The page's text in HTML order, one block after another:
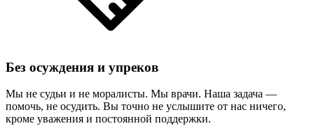
Без осуждения и упреков
Мы не судьи и не моралисты. Мы врачи. Наша задача —
помочь, не осудить. Вы точно не услышите от нас ничего,
кроме уважения и постоянной поддержки.